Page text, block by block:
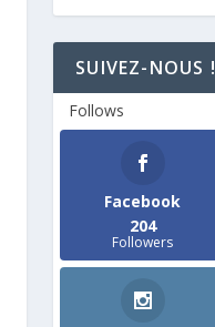
SUIVEZ-NOUS !
Follows
Facebook
204
Followers